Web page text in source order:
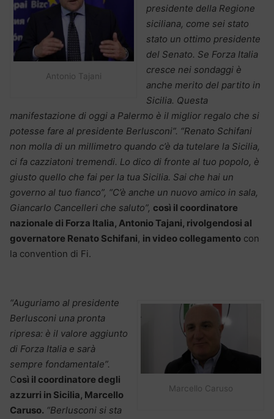
Antonio Tajani
presidente della Regione
siciliana, come sei stato
stato un ottimo presidente
del Senato. Se Forza Italia
cresce nei sondaggi è
anche merito del partito in
Sicilia. Questa
manifestazione di oggi a Palermo è il miglior regalo che si
potesse fare al presidente Berlusconi”. “Renato Schifani
non molla di un millimetro quando c’è da tutelare la Sicilia,
ci fa cazziatoni tremendi. Lo dico di fronte al tuo popolo, è
giusto quello che fai per la tua Sicilia. Sai che hai un
governo al tuo fianco”, “C’è anche un nuovo amico in sala,
Giancarlo Cancelleri che saluto”, così il coordinatore
nazionale di Forza Italia, Antonio Tajani, rivolgendosi al
governatore Renato Schifani, in video collegamento con
la convention di Fi.
Marcello Caruso
“Auguriamo al presidente
Berlusconi una pronta
ripresa: è il valore aggiunto
di Forza Italia e sarà
sempre fondamentale”.
Così il coordinatore degli
azzurri in Sicilia, Marcello
Caruso. “Berlusconi si sta